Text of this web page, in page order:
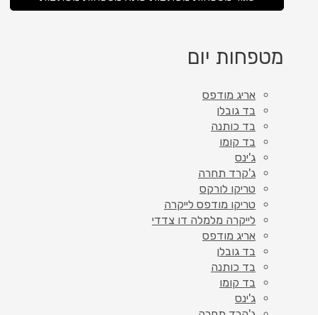
מטפחות יום
אריג מודפס
בד גובלן
בד כותנה
בד קומו
ג'ינס
ג'קרד תחרה
טריקו לורקס
טריקו מודפס לייקרה
לייקרה מלמלה דו צדדי
אריג מודפס
בד גובלן
בד כותנה
בד קומו
ג'ינס